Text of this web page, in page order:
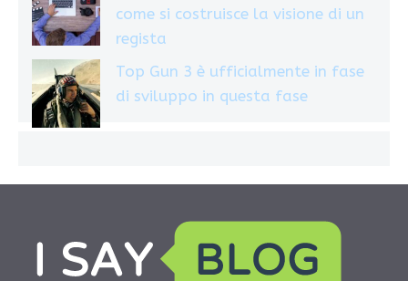
come si costruisce la visione di un
regista
Top Gun 3 è ufficialmente in fase
di sviluppo in questa fase